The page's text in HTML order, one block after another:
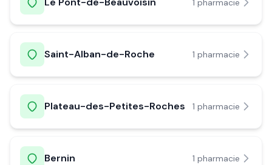
1 pharmacie
Saint-Alban-de-Roche 1 pharmacie
Plateau-des-Petites-Roches 1 pharmacie
Bernin 1 pharmacie